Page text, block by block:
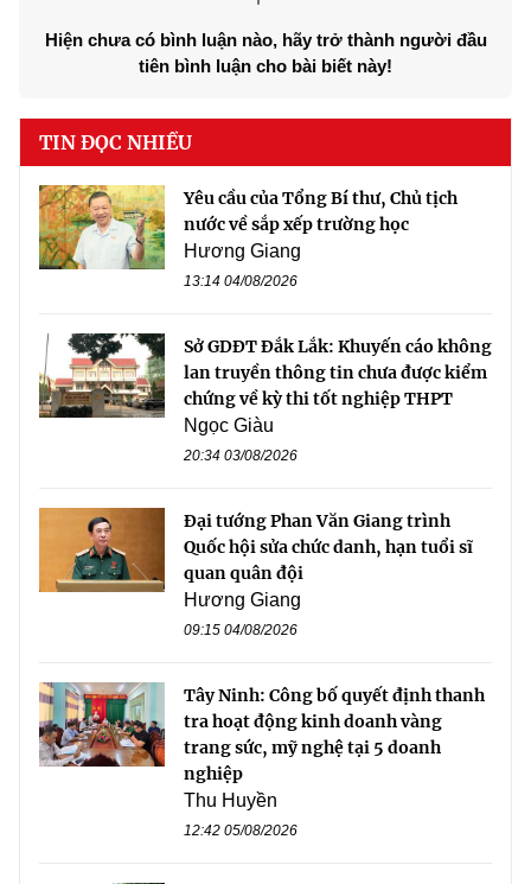
Hiện chưa có bình luận nào, hãy trở thành người đầu
tiên bình luận cho bài biết này!
TIN ĐỌC NHIỀU
Yêu cầu của Tổng Bí thư, Chủ tịch
nước về sắp xếp trường học
Hương Giang
13:14 04/08/2026
Sở GDĐT Đắk Lắk: Khuyến cáo không
lan truyền thông tin chưa được kiểm
chứng về kỳ thi tốt nghiệp THPT
Ngọc Giàu
20:34 03/08/2026
Đại tướng Phan Văn Giang trình
Quốc hội sửa chức danh, hạn tuổi sĩ
quan quân đội
Hương Giang
09:15 04/08/2026
Tây Ninh: Công bố quyết định thanh
tra hoạt động kinh doanh vàng
trang sức, mỹ nghệ tại 5 doanh
nghiệp
Thu Huyền
12:42 05/08/2026